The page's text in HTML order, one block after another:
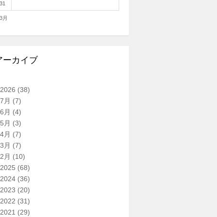
月
31
ーカイブ
2026 (38)
7月 (7)
6月 (4)
5月 (3)
4月 (7)
3月 (7)
2月 (10)
2025 (68)
2024 (36)
2023 (20)
2022 (31)
2021 (29)